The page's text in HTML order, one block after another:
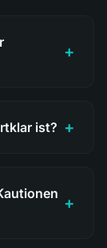
+
ist? +
+